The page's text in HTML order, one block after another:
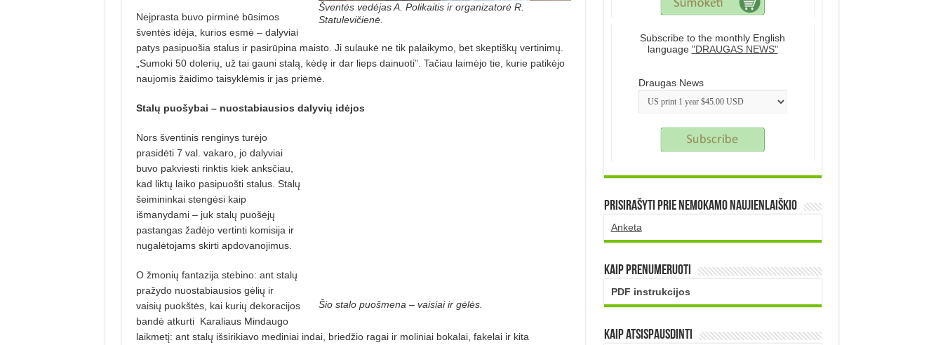
Šventės vedėjas A. Polikaitis ir organizatorė R.
Statulevičienė.
Neįprasta buvo pirminė būsimos
šventės idėja, kurios esmė – dalyviai
patys pa­si­puošia stalus ir pasirūpina maisto. Ji su­laukė ne tik palaikymo, bet skeptiškų vertinimų.
„Sumoki 50 dolerių, už tai gauni stalą, kėdę ir dar lieps dainuoti”. Tačiau laimėjo tie, kurie patikėjo
naujomis žaidimo taisyklėmis ir jas priėmė.
Stalų puošybai – nuostabiausios dalyvių idėjos
Šio stalo puošmena – vaisiai ir gėlės.
Nors šventinis renginys turėjo
prasidėti 7 val. vakaro, jo dalyviai
buvo pakviesti rinktis kiek anksčiau,
kad liktų laiko pasi­puošti stalus. Stalų
šeimininkai stengėsi kaip
išmanydami – juk stalų puošėjų
pastangas žadėjo vertinti komisija ir
nugalėtojams skirti apdovanojimus.
O žmonių fantazija stebino: ant stalų
pra­žydo nuostabiausios gėlių ir
vaisių puokštės, kai kurių dekoracijos
bandė atkurti Karaliaus Mindaugo
laikmetį: ant stalų išsirikiavo mediniai indai, briedžio ragai ir moliniai bokalai, fakelai ir kita
Subscribe to the monthly English
language "DRAUGAS NEWS"
Draugas News
Prisirašyti prie nemokamo naujienlaiškio
Anketa
Kaip prenumeruoti
PDF instrukcijos
Kaip atsispausdinti